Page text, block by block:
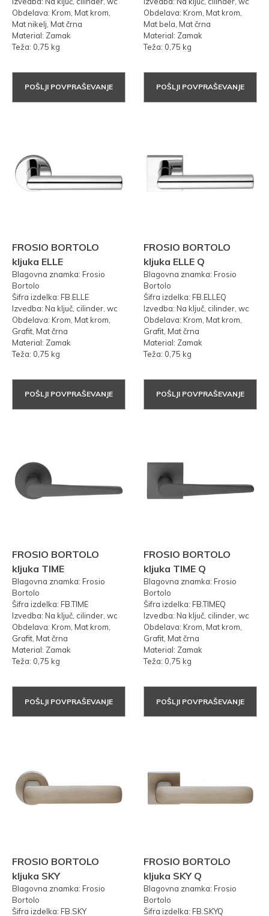
Obdelava: Krom, Mat krom,
Mat nikelj, Mat črna
Material: Zamak
Teža: 0,75 kg
POŠLJI POVPRAŠEVANJE
Obdelava: Krom, Mat krom,
Mat bela, Mat črna
Material: Zamak
Teža: 0,75 kg
POŠLJI POVPRAŠEVANJE
FROSIO BORTOLO
kljuka ELLE
Blagovna znamka: Frosio
Bortolo
Šifra izdelka: FB.ELLE
Izvedba: Na ključ, cilinder, wc
Obdelava: Krom, Mat krom,
Grafit, Mat črna
Material: Zamak
Teža: 0,75 kg
POŠLJI POVPRAŠEVANJE
FROSIO BORTOLO
kljuka ELLE Q
Blagovna znamka: Frosio
Bortolo
Šifra izdelka: FB.ELLEQ
Izvedba: Na ključ, cilinder, wc
Obdelava: Krom, Mat krom,
Grafit, Mat črna
Material: Zamak
Teža: 0,75 kg
POŠLJI POVPRAŠEVANJE
FROSIO BORTOLO
kljuka TIME
Blagovna znamka: Frosio
Bortolo
Šifra izdelka: FB.TIME
Izvedba: Na ključ, cilinder, wc
Obdelava: Krom, Mat krom,
Grafit, Mat črna
Material: Zamak
Teža: 0,75 kg
POŠLJI POVPRAŠEVANJE
FROSIO BORTOLO
kljuka TIME Q
Blagovna znamka: Frosio
Bortolo
Šifra izdelka: FB.TIMEQ
Izvedba: Na ključ, cilinder, wc
Obdelava: Krom, Mat krom,
Grafit, Mat črna
Material: Zamak
Teža: 0,75 kg
POŠLJI POVPRAŠEVANJE
FROSIO BORTOLO
kljuka SKY
Blagovna znamka: Frosio
Bortolo
Šifra izdelka: FB.SKY
FROSIO BORTOLO
kljuka SKY Q
Blagovna znamka: Frosio
Bortolo
Šifra izdelka: FB.SKYQ